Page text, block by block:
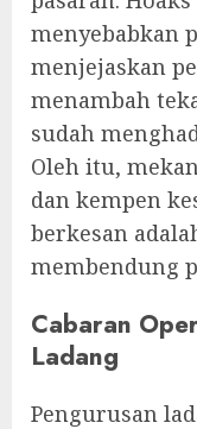
menyebabkan
menjejaskan
menambah
sudah
Oleh itu,
dan kempen
berkesan
membendung
Cabaran
Ladang
Pengurusan